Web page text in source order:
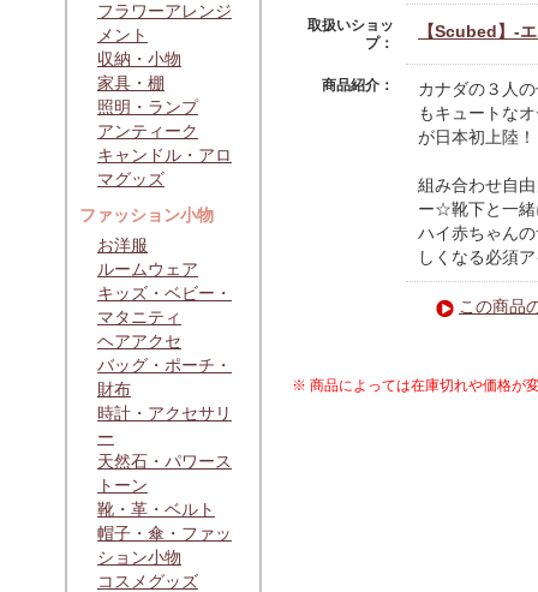
フラワーアレンジ
メント
収納・小物
家具・棚
照明・ランプ
アンティーク
キャンドル・アロ
マグッズ
ファッション小物
お洋服
ルームウェア
キッズ・ベビー・
マタニティ
ヘアアクセ
バッグ・ポーチ・
財布
時計・アクセサリ
ー
天然石・パワース
トーン
靴・革・ベルト
帽子・傘・ファッ
ション小物
コスメグッズ
取扱いショッ
プ：
【Scubed】-
商品紹介：
カナダの３人
もキュートな
が日本初上陸
組み合わせ自
ー☆靴下と一緒
ハイ赤ちゃん
しくなる必須
この商品
※ 商品によっては在庫切れや価格が